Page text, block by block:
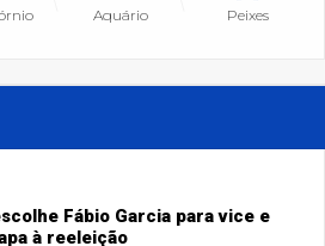
Aquário Peixes
Fábio Garcia para vice e
à reeleição